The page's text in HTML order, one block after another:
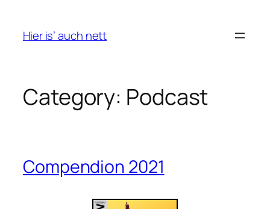
content
Hier is’ auch nett
Category: Podcast
Compendion 2021